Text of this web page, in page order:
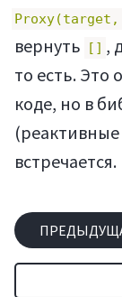
вернуть
[] ,
то есть. Это
коде, но в
встречается.